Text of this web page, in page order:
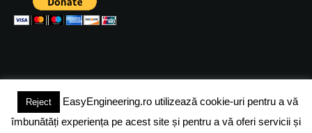
(c) 2024 - FineEngineeringMagazine. All rights reserved.
Reject
EasyEngineering.ro utilizează cookie-uri pentru a vă
îmbunătăți experiența pe acest site și pentru a vă oferi servicii și